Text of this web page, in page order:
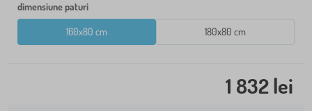
dimensiune paturi
160x80 cm 180x80 cm
1 832 lei